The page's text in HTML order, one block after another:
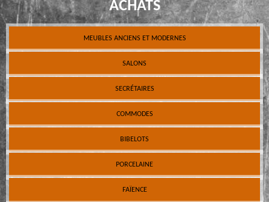
ACHATS
MEUBLES ANCIENS ET MODERNES
SALONS
SECRÉTAIRES
COMMODES
BIBELOTS
PORCELAINE
FAÏENCE